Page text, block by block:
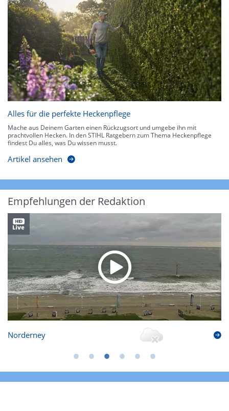
Alles für die perfekte Heckenpflege
Mache aus Deinem Garten einen Rückzugsort und umgebe ihn mit
prachtvollen Hecken. In den STIHL Ratgebern zum Thema Heckenpflege
findest Du alles, was Du wissen musst.
Artikel ansehen
Empfehlungen der Redaktion
Norderney